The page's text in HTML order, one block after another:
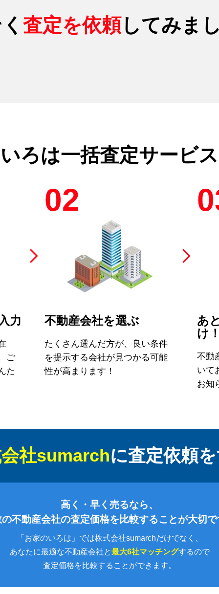
査定を依頼してみま
ろは一括査定サービ
力
ご
た
02
不動産会社を選ぶ
たくさん選んだ方が、良い条件
を提示する会社が見つかる可能
性が高まります！
あ
け！
不動
いて
お知
社sumarchに査定依頼
高く・早く売るなら、
不動産会社の査定価格を比較することが大切で
「お家のいろは」では株式会社sumarchだけでなく、
あなたに最適な不動産会社と最大6社マッチングするので
査定価格を比較することができます。